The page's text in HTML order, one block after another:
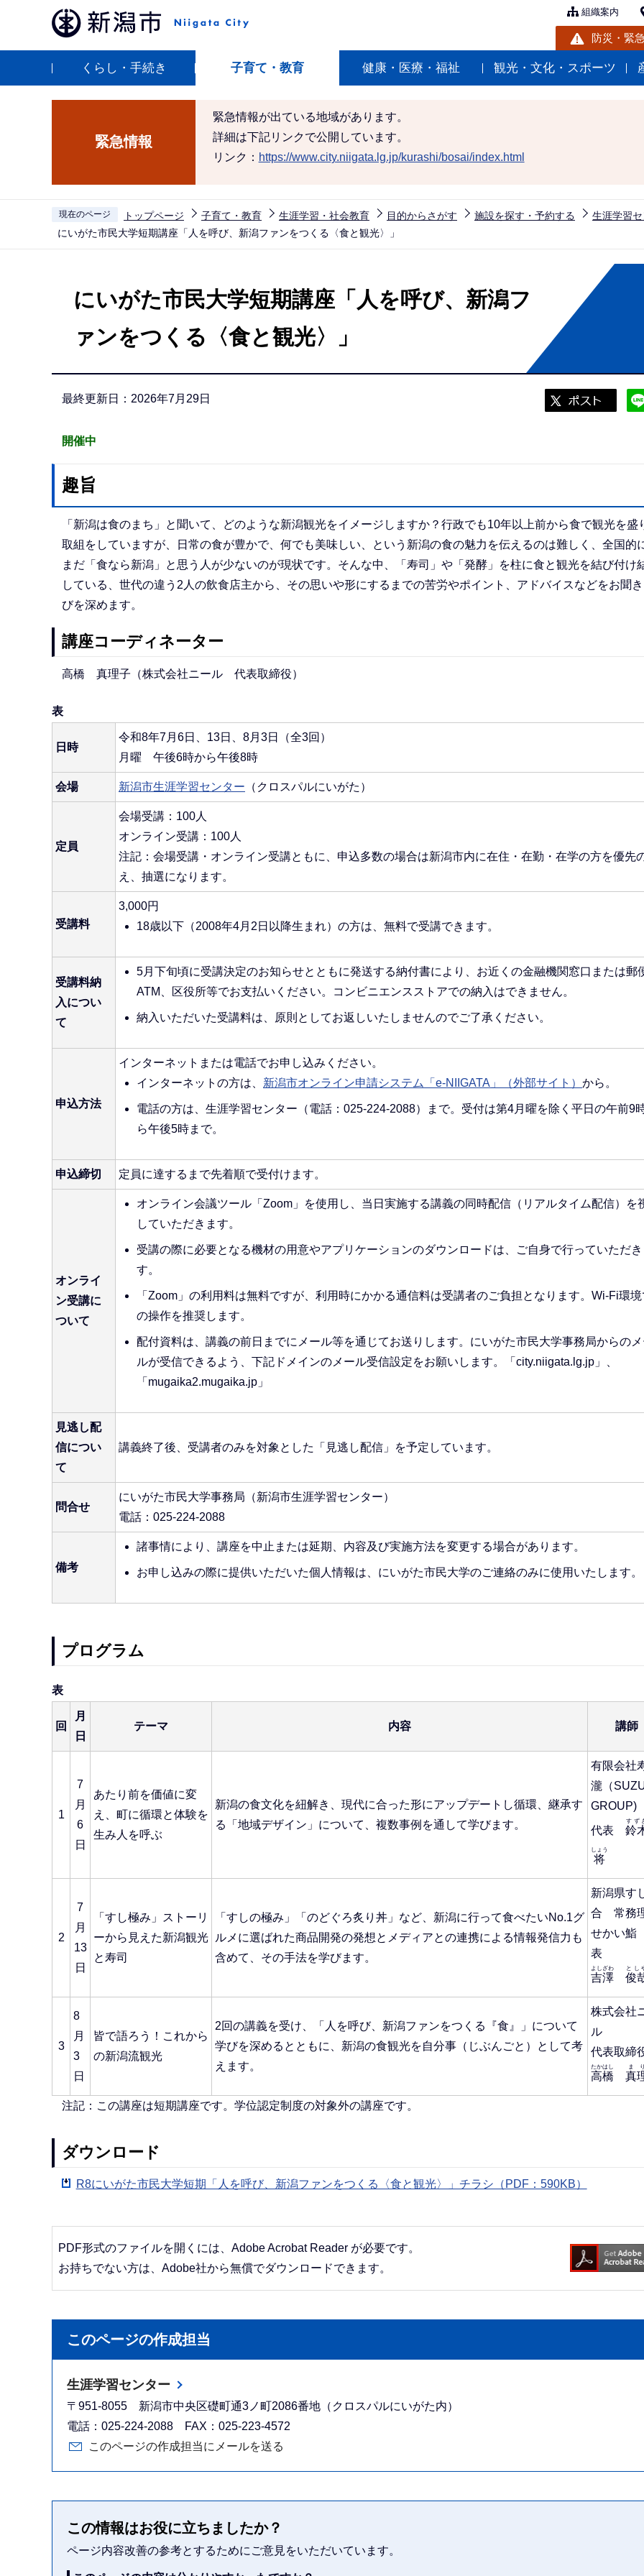
ペ
組織案内
防災・緊
くらし・手続き 子育て・教育 健康・医療・福祉 観光・文化・スポーツ
緊急情報
緊急情報が出ている地域があります。
詳細は下記リンクで公開しています。
リンク： https://www.city.niigata.lg.jp/kurashi/bosai/index.html
現在のページ トップページ 子育て・教育 生涯学習・社会教育 目的からさがす 施設を探す・予約する 生涯学習
にいがた市民大学短期講座「人を呼び、新潟ファンをつくる〈食と観光〉」
にいがた市民大学短期講座「人を呼び、新潟フ
ァンをつくる〈食と観光〉」
最終更新日：2026年7月29日
開催中
趣旨
「新潟は食のまち」と聞いて、どのような新潟観光をイメージしますか？行政でも10年以上前から食で観光を盛
取組をしていますが、日常の食が豊かで、何でも美味しい、という新潟の食の魅力を伝えるのは難しく、全国的
まだ「食なら新潟」と思う人が少ないのが現状です。そんな中、「寿司」や「発酵」を柱に食と観光を結び付け
している、世代の違う2人の飲食店主から、その思いや形にするまでの苦労やポイント、アドバイスなどをお聞
びを深めます。
講座コーディネーター
高橋 真理子（株式会社ニール 代表取締役）
表
日時
令和8年7月6日、13日、8月3日（全3回）
月曜 午後6時から午後8時
会場 新潟市生涯学習センター （クロスパルにいがた）
定員
会場受講：100人
オンライン受講：100人
注記：会場受講・オンライン受講ともに、申込多数の場合は新潟市内に在住・在勤・在学の方を優先
え、抽選になります。
受講料
3,000円
18歳以下（2008年4月2日以降生まれ）の方は、無料で受講できます。
受講料納
入につい
て
5月下旬頃に受講決定のお知らせとともに発送する納付書により、お近くの金融機関窓口または郵
ATM、区役所等でお支払いください。コンビニエンスストアでの納入はできません。
納入いただいた受講料は、原則としてお返しいたしませんのでご了承ください。
申込方法
インターネットまたは電話でお申し込みください。
インターネットの方は、 新潟市オンライン申請システム「e-NIIGATA」（外部サイト） から。
電話の方は、生涯学習センター（電話：025-224-2088）まで。受付は第4月曜を除く平日の午前9
ら午後5時まで。
申込締切 定員に達するまで先着順で受付けます。
オンライ
ン受講に
ついて
オンライン会議ツール「Zoom」を使用し、当日実施する講義の同時配信（リアルタイム配信）を
していただきます。
受講の際に必要となる機材の用意やアプリケーションのダウンロードは、ご自身で行っていただき
す。
「Zoom」の利用料は無料ですが、利用時にかかる通信料は受講者のご負担となります。Wi-Fi環境
の操作を推奨します。
配付資料は、講義の前日までにメール等を通じてお送りします。にいがた市民大学事務局からのメ
ルが受信できるよう、下記ドメインのメール受信設定をお願いします。「city.niigata.lg.jp」、
「mugaika2.mugaika.jp」
見逃し配
信につい
て
講義終了後、受講者のみを対象とした「見逃し配信」を予定しています。
問合せ
にいがた市民大学事務局（新潟市生涯学習センター）
電話：025-224-2088
備考
諸事情により、講座を中止または延期、内容及び実施方法を変更する場合があります。
お申し込みの際に提供いただいた個人情報は、にいがた市民大学のご連絡のみに使用いたします。
プログラム
表
回
月
日
テーマ 内容 講師
1
7
月
6
日
あたり前を価値に変
え、町に循環と体験を
生み人を呼ぶ
新潟の食文化を紐解き、現代に合った形にアップデートし循環、継承す
る「地域デザイン」について、複数事例を通して学びます。
有限会社
瀧（
GROUP)
代表 鈴
すず
将
しょう
2
7
月
13
日
「すし極み」ストーリ
ーから見えた新潟観光
と寿司
「すしの極み」「のどぐろ炙り丼」など、新潟に行って食べたいNo.1グ
ルメに選ばれた商品開発の発想とメディアとの連携による情報発信力も
含めて、その手法を学びます。
新潟県す
合 常務
せかい
表
吉澤
よしざわ
俊
とし
3
8
月
3
日
皆で語ろう！これから
の新潟流観光
2回の講義を受け、「人を呼び、新潟ファンをつくる『食』」について
学びを深めるとともに、新潟の食観光を自分事（じぶんごと）として考
えます。
株式会社
ル
代表取締
高橋
たかはし
真
ま
注記：この講座は短期講座です。学位認定制度の対象外の講座です。
ダウンロード
R8にいがた市民大学短期「人を呼び、新潟ファンをつくる〈食と観光〉」チラシ（PDF：590KB）
PDF形式のファイルを開くには、Adobe Acrobat Reader が必要です。
お持ちでない方は、Adobe社から無償でダウンロードできます。
このページの作成担当
生涯学習センター
〒951-8055 新潟市中央区礎町通3ノ町2086番地（クロスパルにいがた内）
電話：025-224-2088 FAX：025-223-4572
このページの作成担当にメールを送る
この情報はお役に立ちましたか？
ページ内容改善の参考とするためにご意見をいただいています。